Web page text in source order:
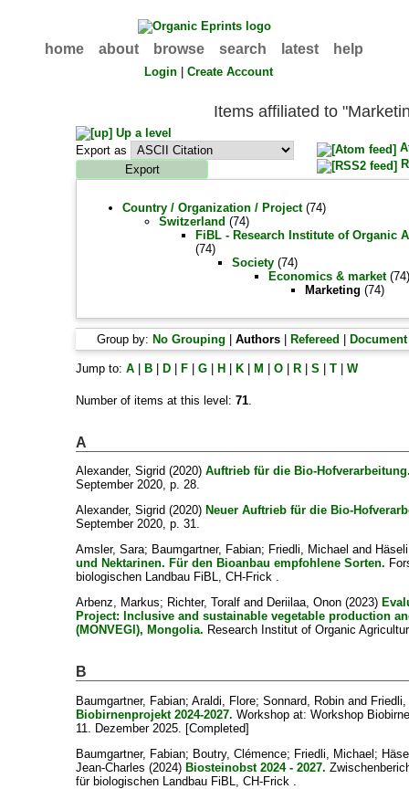
home about browse search latest help
Login |Create Account
Items affiliated to
Up a level
Export as
Country / Organization / Project(74)
Switzerland (74)
FiBL - Research Institute of Organic
(74)
Society (74)
Economics & market
Marketing (74)
Group by: No Grouping Authors| Refereed
Jump to:A B D F |G H K M |O R |S |T |W
Number of items at this level:71.
A
Alexander, Sigrid (2020)Auftrieb für die Bio-
September 2020, p. 28.
Alexander, Sigrid (2020) Neuer Auftrieb für die Bio-
September 2020, p. 31.
Amsler, Sara; Baumgartner, Fabian; Friedli, Michael and
und Nektarinen. Für den Bioanbau empfohlene Sorten.
biologischen Landbau FiBL, CH-Frick .
Arbenz, Markus; Richter, Toralf and Deriilaa, Onon (2023)
Project: Inclusive and sustainable vegetable production
(MONVEGI), Mongolia. Research Institut of Organic
B
Baumgartner, Fabian;Araldi, Flore;Sonnard, Robin and
Biobirnenprojekt 2024-2027. Workshop at: Workshop
11. Dezember 2025. [Completed]
Baumgartner, Fabian; Boutry, Clémence; Friedli, Michael;
Jean-Charles (2024)Biosteinobst 2024 - 2027.
für biologischen Landbau FiBL, CH-Frick .